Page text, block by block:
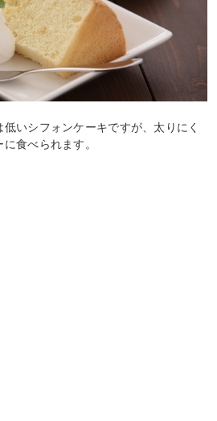
いシフォンケーキですが、太りにく
食べられます。